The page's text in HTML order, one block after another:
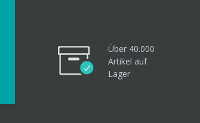
Über 40.000
Artikel auf
Lager